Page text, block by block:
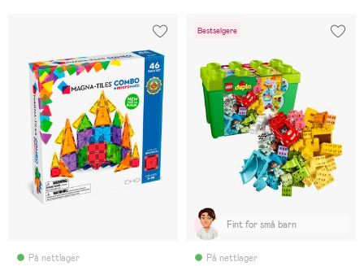
På nettlager
Bestselgere
På nettlager
Fint for små barn